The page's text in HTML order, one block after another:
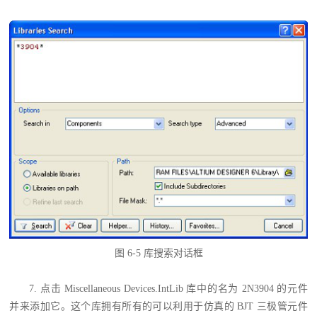
图 6-5 库搜索对话框
7. 点击 Miscellaneous Devices.IntLib 库中的名为 2N3904 的元件
并来添加它。这个库拥有所有的可以利用于仿真的 BJT 三极管元件